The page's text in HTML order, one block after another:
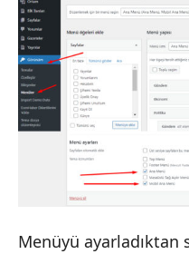
Menüyü ayarladıktan